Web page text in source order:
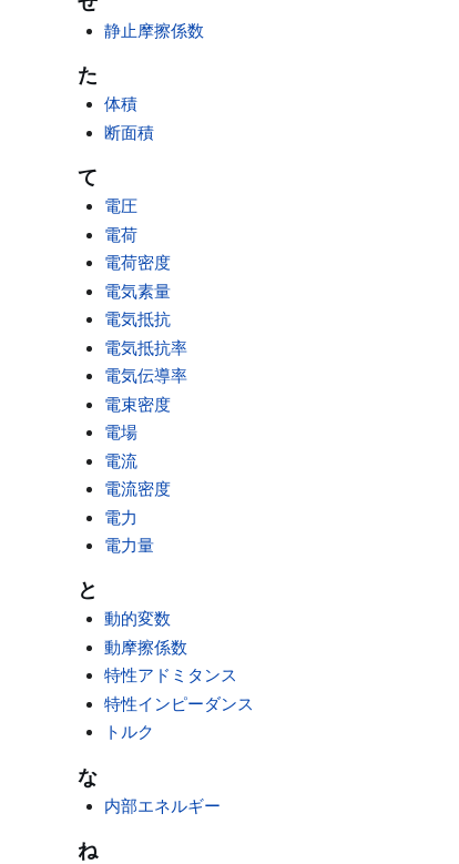
静止摩擦係数
た
体積
断面積
て
電圧
電荷
電荷密度
電気素量
電気抵抗
電気抵抗率
電気伝導率
電束密度
電場
電流
電流密度
電力
電力量
と
動的変数
動摩擦係数
特性アドミタンス
特性インピーダンス
トルク
な
内部エネルギー
ね